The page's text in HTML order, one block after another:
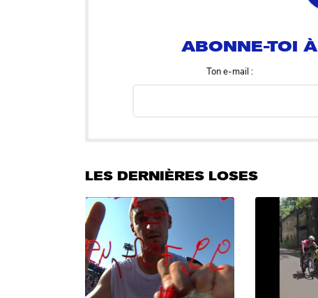
Ton e-mail :
LES DERNIÈRES LOSES